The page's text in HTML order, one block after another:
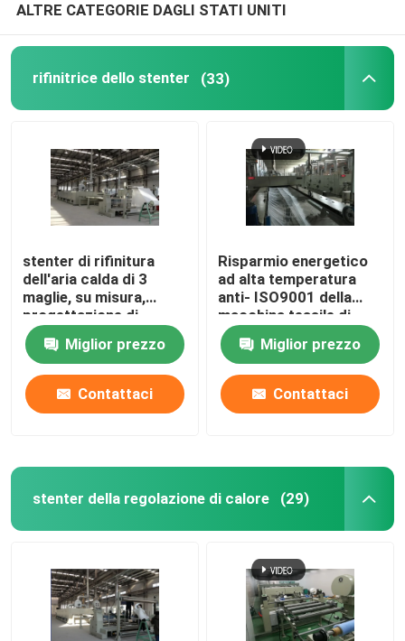
Gamma di candeggio e di raschiatura
Linea di produzione della fibra di graffetta di
ALTRE CATEGORIE DAGLI STATI UNITI
rifinitrice dello stenter (33)
stenter di rifinitura
dell'aria calda di 3
maglie, su misura,
progettazione di
umanizzazione
Miglior prezzo
Contattaci
Risparmio energetico
ad alta temperatura
anti- ISO9001 della
macchina tessile di
Stenter
Miglior prezzo
Contattaci
stenter della regolazione di calore (29)